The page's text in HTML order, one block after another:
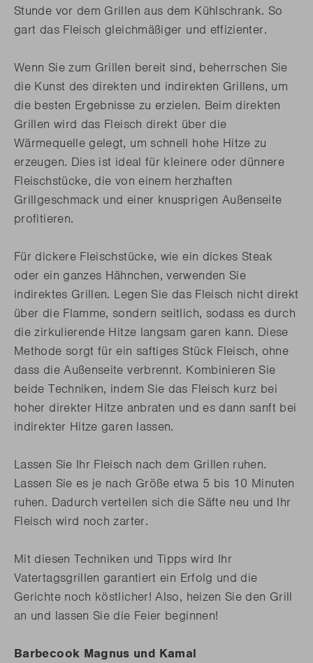
Stunde vor dem Grillen aus dem Kühlschrank. So
gart das Fleisch gleichmäßiger und effizienter.
Wenn Sie zum Grillen bereit sind, beherrschen Sie
die Kunst des direkten und indirekten Grillens, um
die besten Ergebnisse zu erzielen. Beim direkten
Grillen wird das Fleisch direkt über die
Wärmequelle gelegt, um schnell hohe Hitze zu
erzeugen. Dies ist ideal für kleinere oder dünnere
Fleischstücke, die von einem herzhaften
Grillgeschmack und einer knusprigen Außenseite
profitieren.
Für dickere Fleischstücke, wie ein dickes Steak
oder ein ganzes Hähnchen, verwenden Sie
indirektes Grillen. Legen Sie das Fleisch nicht direkt
über die Flamme, sondern seitlich, sodass es durch
die zirkulierende Hitze langsam garen kann. Diese
Methode sorgt für ein saftiges Stück Fleisch, ohne
dass die Außenseite verbrennt. Kombinieren Sie
beide Techniken, indem Sie das Fleisch kurz bei
hoher direkter Hitze anbraten und es dann sanft bei
indirekter Hitze garen lassen.
Lassen Sie Ihr Fleisch nach dem Grillen ruhen.
Lassen Sie es je nach Größe etwa 5 bis 10 Minuten
ruhen. Dadurch verteilen sich die Säfte neu und Ihr
Fleisch wird noch zarter.
Mit diesen Techniken und Tipps wird Ihr
Vatertagsgrillen garantiert ein Erfolg und die
Gerichte noch köstlicher! Also, heizen Sie den Grill
an und lassen Sie die Feier beginnen!
Barbecook Magnus und Kamal